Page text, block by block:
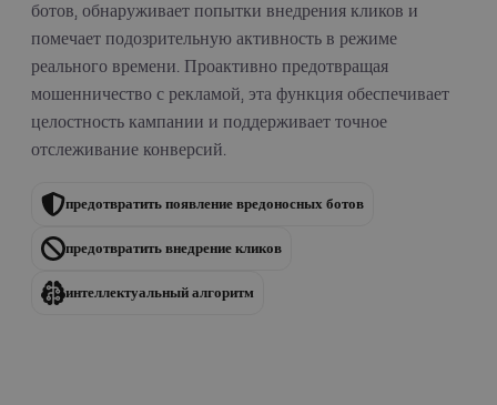
ботов, обнаруживает попытки внедрения кликов и
помечает подозрительную активность в режиме
реального времени. Проактивно предотвращая
мошенничество с рекламой, эта функция обеспечивает
целостность кампании и поддерживает точное
отслеживание конверсий.
предотвратить появление вредоносных ботов
предотвратить внедрение кликов
интеллектуальный алгоритм